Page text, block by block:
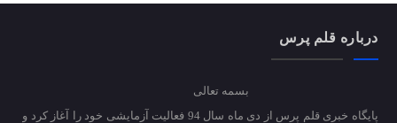
درباره قلم پرس
بسمه تعالی
پایگاه خبری قلم پرس از دی ماه سال 94 فعالیت آزمایشی خود را آغاز کرد و